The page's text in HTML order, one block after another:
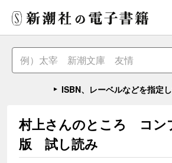
ISBN、レーベルなどを指定
村上さんのところ コン
版 試し読み